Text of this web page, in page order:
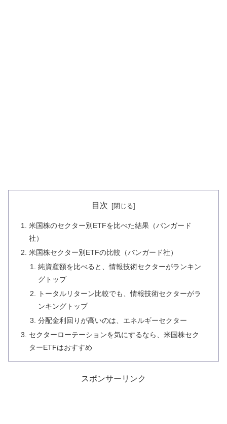
目次
米国株のセクター別ETFを比べた結果（バンガード
社）
米国株セクター別ETFの比較（バンガード社）
純資産額を比べると、情報技術セクターがランキン
グトップ
トータルリターン比較でも、情報技術セクターがラ
ンキングトップ
分配金利回りが高いのは、エネルギーセクター
セクターローテーションを気にするなら、米国株セク
ターETFはおすすめ
スポンサーリンク